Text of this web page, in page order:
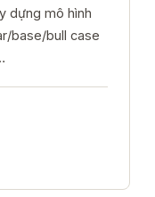
dựng mô hình
base/bull case